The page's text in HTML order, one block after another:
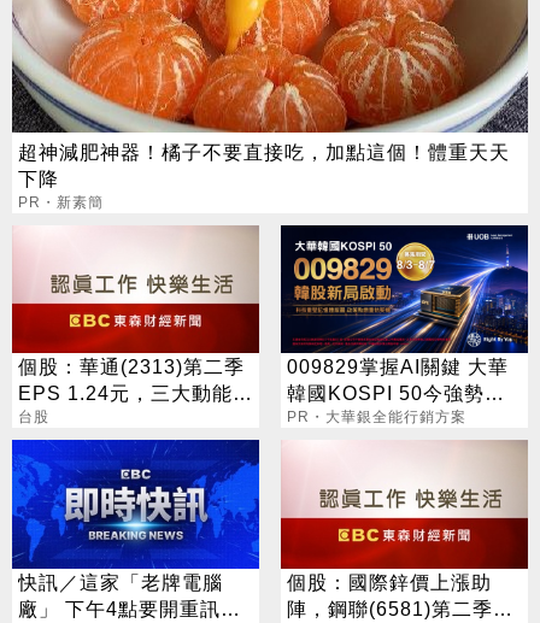
超神減肥神器！橘子不要直接吃，加點這個！體重天天
下降
PR・新素簡
個股：華通(2313)第二季
EPS 1.24元，三大動能加
持，營運展望逐季向上
台股
009829掌握AI關鍵 大華
韓國KOSPI 50今強勢開
募
PR・大華銀全能行銷方案
快訊／這家「老牌電腦
廠」 下午4點要開重訊記
個股：國際鋅價上漲助
陣，鋼聯(6581)第二季